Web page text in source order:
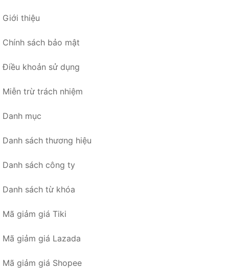
Giới thiệu
Chính sách bảo mật
Điều khoản sử dụng
Miễn trừ trách nhiệm
Danh mục
Danh sách thương hiệu
Danh sách công ty
Danh sách từ khóa
Mã giảm giá Tiki
Mã giảm giá Lazada
Mã giảm giá Shopee